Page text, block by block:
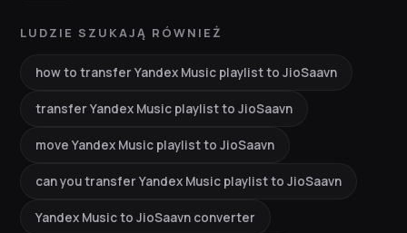
LUDZIE SZUKAJĄ RÓWNIEŻ
how to transfer Yandex Music playlist to JioSaavn
transfer Yandex Music playlist to JioSaavn
move Yandex Music playlist to JioSaavn
can you transfer Yandex Music playlist to JioSaavn
Yandex Music to JioSaavn converter